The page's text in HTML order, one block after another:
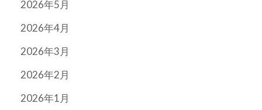
2026年5月
2026年4月
2026年3月
2026年2月
2026年1月